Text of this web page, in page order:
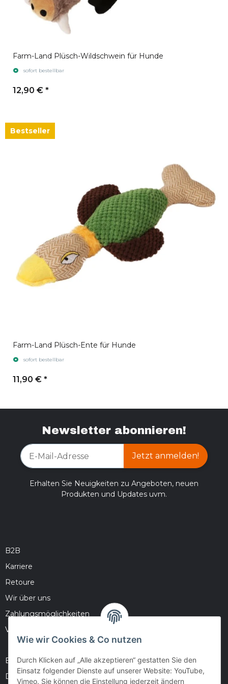
Farm-Land Plüsch-Wildschwein für Hunde
sofort bestellbar
12,90 € *
Bestseller
Farm-Land Plüsch-Ente für Hunde
sofort bestellbar
11,90 € *
Newsletter abonnieren!
Jetzt anmelden!
Erhalten Sie Neuigkeiten zu Angeboten, neuen
Produkten und Updates uvm.
B2B
Karriere
Retoure
Wir über uns
Zahlungsmöglichkeiten
Versandinformationen
Barrierefreiheitserklärung
Datenschutz
Wie wir Cookies & Co nutzen
Durch Klicken auf „Alle akzeptieren“ gestatten Sie den
Einsatz folgender Dienste auf unserer Website: YouTube,
Vimeo. Sie können die Einstellung jederzeit ändern